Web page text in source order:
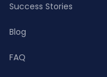
Success Stories
Blog
FAQ